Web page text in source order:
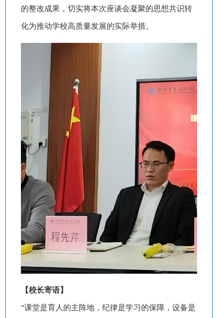
的整改成果，切实将本次座谈会凝聚的思想共识转
化为推动学校高质量发展的实际举措。
【校长寄语】‌
“课堂是育人的主阵地，纪律是学习的保障，设备是